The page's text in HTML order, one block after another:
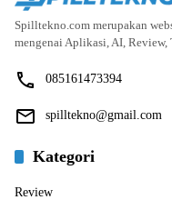
Spilltekno.com merupakan
mengenai Aplikasi, AI, Review,
085161473394
spilltekno@gmail.com
Kategori
Review